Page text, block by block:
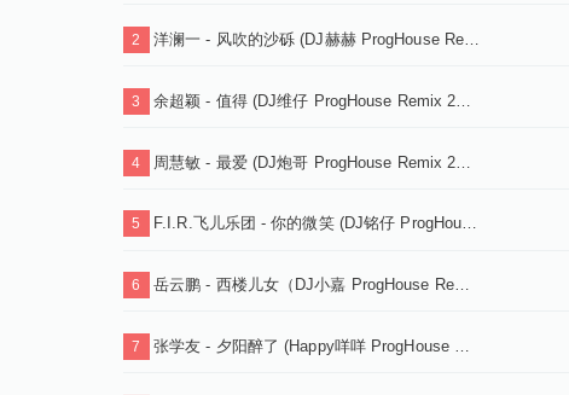
2 洋澜一 - 风吹的沙砾 (DJ赫赫 ProgHouse Remix 2025)
3
4
5 F.I.R.飞儿乐团 - 你的微笑 (DJ铭仔 ProgHouse Remix)
6 岳云鹏 - 西楼儿女（DJ小嘉 ProgHouse Remix 2025)
7